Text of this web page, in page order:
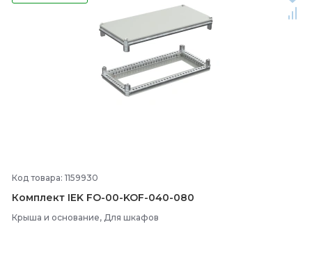
Код товара: 1159930
Комплект IEK FO-00-KOF-040-080
Крыша и основание, Для шкафов